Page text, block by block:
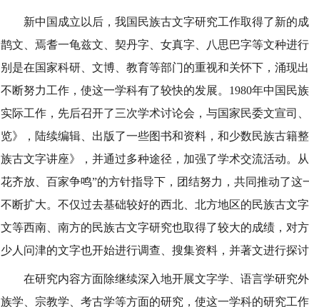
新中国成立以后，我国民族古文字研究工作取得了新的成
鹊文、焉耆一龟兹文、契丹字、女真字、八思巴字等文种进
别是在国家科研、文博、教育等部门的重视和关怀下，涌现
不断努力工作，使这一学科有了较快的发展。1980年中国民
实际工作，先后召开了三次学术讨论会，与国家民委文宣司
览》，陆续编辑、出版了一些图书和资料，和少数民族古籍
族古文字讲座》，并通过多种途径，加强了学术交流活动。
花齐放、百家争鸣”的方针指导下，团结努力，共同推动了
不断扩大。不仅过去基础较好的西北、北方地区的民族古文
文等西南、南方的民族古文字研究也取得了较大的成绩，对
少人问津的文字也开始进行调查、搜集资料，并著文进行探讨
在研究内容方面除继续深入地开展文字学、语言学研究外
族学、宗教学、考古学等方面的研究，使这一学科的研究工